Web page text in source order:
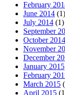
February
June 2014 (1)
July 2014 (1)
September
October 2014
November
December
January 2015
February
March 2015
April 2015